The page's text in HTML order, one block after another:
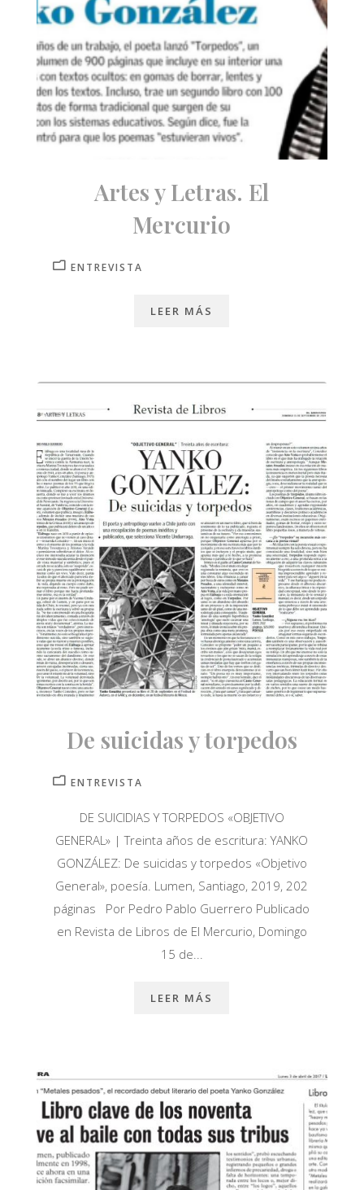
Artes y Letras. El
Mercurio
ENTREVISTA
LEER MÁS
De suicidas y torpedos
ENTREVISTA
DE SUICIDIAS Y TORPEDOS «OBJETIVO
GENERAL» | Treinta años de escritura: YANKO
GONZÁLEZ: De suicidas y torpedos «Objetivo
General», poesía. Lumen, Santiago, 2019, 202
páginas Por Pedro Pablo Guerrero Publicado
en Revista de Libros de El Mercurio, Domingo
15 de...
LEER MÁS